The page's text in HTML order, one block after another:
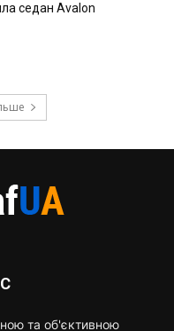
седан Avalon
та об'єктивною